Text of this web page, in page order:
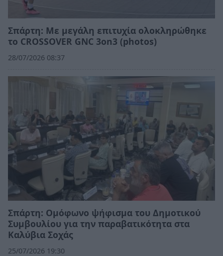
Σπάρτη: Με μεγάλη επιτυχία ολοκληρώθηκε
το CROSSOVER GNC 3on3 (photos)
28/07/2026 08:37
Σπάρτη: Ομόφωνο ψήφισμα του Δημοτικού
Συμβουλίου για την παραβατικότητα στα
Καλύβια Σοχάς
25/07/2026 19:30